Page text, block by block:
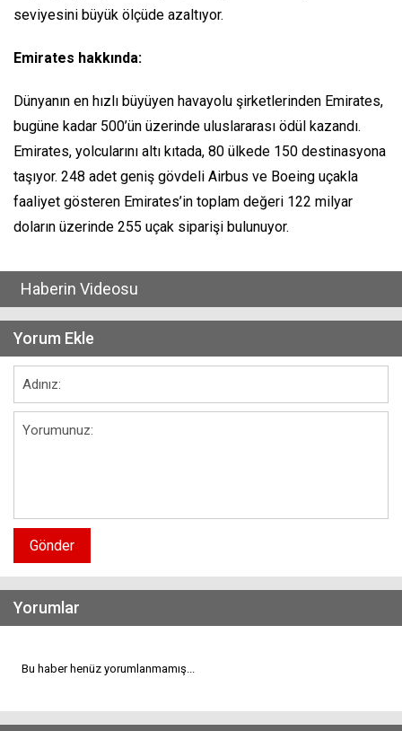
seviyesini büyük ölçüde azaltıyor.
Emirates hakkında:
Dünyanın en hızlı büyüyen havayolu şirketlerinden Emirates,
bugüne kadar 500’ün üzerinde uluslararası ödül kazandı.
Emirates, yolcularını altı kıtada, 80 ülkede 150 destinasyona
taşıyor. 248 adet geniş gövdeli Airbus ve Boeing uçakla
faaliyet gösteren Emirates’in toplam değeri 122 milyar
doların üzerinde 255 uçak siparişi bulunuyor.
Haberin Videosu
Yorum Ekle
Gönder
Yorumlar
Bu haber henüz yorumlanmamış...